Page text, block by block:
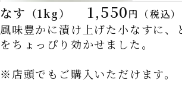
なす （1kg） 1,550円（税込）
風味豊かに漬け上げた小なすに、
をちょっぴり効かせました。
※店頭でもご購入いただけます。